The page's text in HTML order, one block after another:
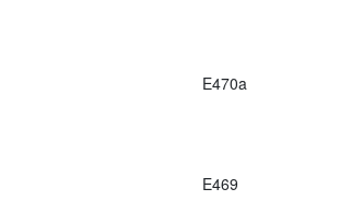
E470a
E469